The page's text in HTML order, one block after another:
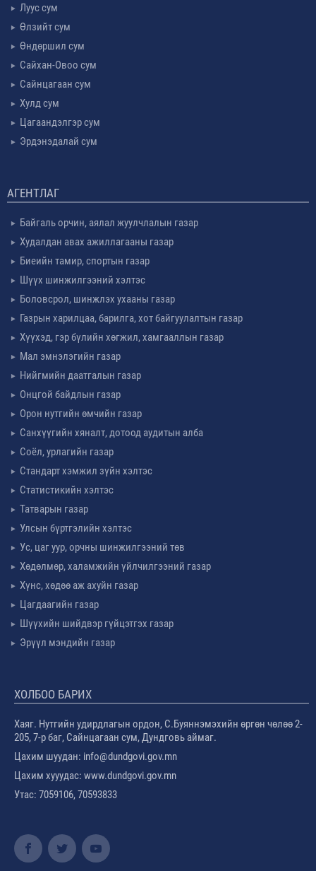
Луус сум
Өлзийт сум
Өндөршил сум
Сайхан-Овоо сум
Сайнцагаан сум
Хулд сум
Цагаандэлгэр сум
Эрдэнэдалай сум
АГЕНТЛАГ
Байгаль орчин, аялал жуулчлалын газар
Худалдан авах ажиллагааны газар
Биеийн тамир, спортын газар
Шүүх шинжилгээний хэлтэс
Боловсрол, шинжлэх ухааны газар
Газрын харилцаа, барилга, хот байгуулалтын газар
Хүүхэд, гэр бүлийн хөгжил, хамгааллын газар
Мал эмнэлэгийн газар
Нийгмийн даатгалын газар
Онцгой байдлын газар
Орон нутгийн өмчийн газар
Санхүүгийн хяналт, дотоод аудитын алба
Соёл, урлагийн газар
Стандарт хэмжил зүйн хэлтэс
Статистикийн хэлтэс
Татварын газар
Улсын бүртгэлийн хэлтэс
Ус, цаг уур, орчны шинжилгээний төв
Хөдөлмөр, халамжийн үйлчилгээний газар
Хүнс, хөдөө аж ахуйн газар
Цагдаагийн газар
Шүүхийн шийдвэр гүйцэтгэх газар
Эрүүл мэндийн газар
ХОЛБОО БАРИХ
Хаяг. Нутгийн удирдлагын ордон, С.Буяннэмэхийн өргөн чөлөө 2-
205, 7-р баг, Сайнцагаан сум, Дундговь аймаг.
Цахим шуудан: info@dundgovi.gov.mn
Цахим хууудас: www.dundgovi.gov.mn
Утас: 7059106, 70593833